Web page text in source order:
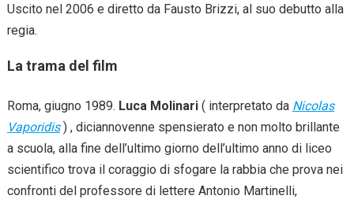
Uscito nel 2006 e diretto da Fausto Brizzi, al suo debutto alla
regia.
La trama del film
Roma, giugno 1989. Luca Molinari( interpretato da Nicolas
Vaporidis) , diciannovenne spensierato e non molto brillante
a scuola, alla fine dell’ultimo giorno dell’ultimo anno di liceo
scientifico trova il coraggio di sfogare la rabbia che prova nei
confronti del professore di lettere Antonio Martinelli,